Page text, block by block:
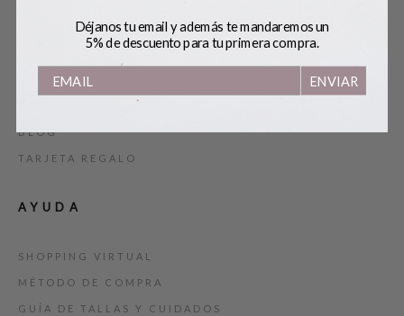
SOBRE BOBO’S
HANDMADE
BLOG
TARJETA REGALO
AYUDA
SHOPPING VIRTUAL
MÉTODO DE COMPRA
GUÍA DE TALLAS Y CUIDADOS
Déjanos tu email y además te mandaremos un
5% de descuento para tu primera compra.
ENVIAR